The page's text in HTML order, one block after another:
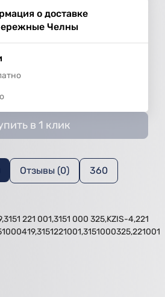
о доставке
Челны
в 1 клик
Отзывы (0) 360
221 001,3151 000 325,KZIS-4,221